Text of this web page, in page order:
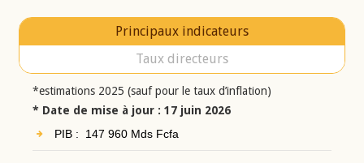
Principaux indicateurs
Taux directeurs
*estimations 2025 (sauf pour le taux d’inflation)
* Date de mise à jour : 17 juin 2026
PIB : 147 960 Mds Fcfa